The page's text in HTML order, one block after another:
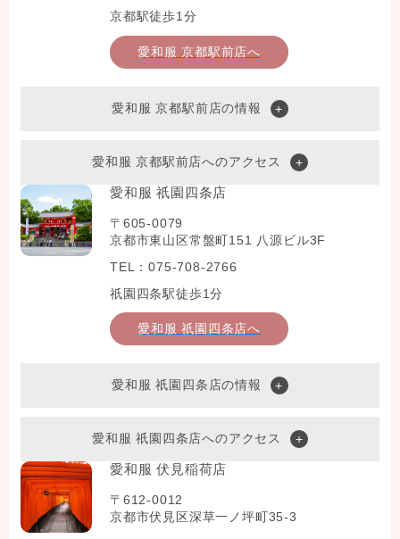
京都駅徒歩1分
愛和服 京都駅前店へ
愛和服 京都駅前店の情報
愛和服 京都駅前店へのアクセス
愛和服 祇園四条店
〒605-0079
京都市東山区常盤町151 八源ビル3F
TEL：075-708-2766
祇園四条駅徒歩1分
愛和服 祇園四条店へ
愛和服 祇園四条店の情報
愛和服 祇園四条店へのアクセス
愛和服 伏見稲荷店
〒612-0012
京都市伏見区深草一ノ坪町35-3